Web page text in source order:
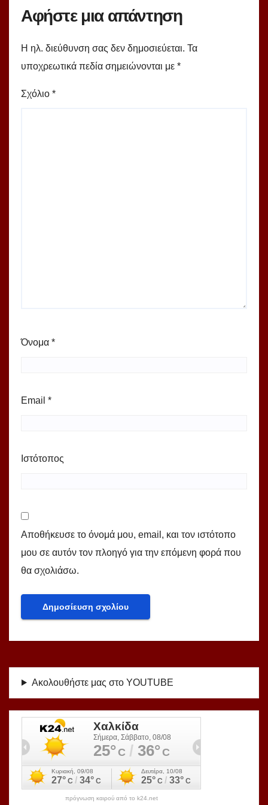
Αφήστε μια απάντηση
Η ηλ. διεύθυνση σας δεν δημοσιεύεται. Τα
υποχρεωτικά πεδία σημειώνονται με *
Σχόλιο *
Όνομα *
Email *
Ιστότοπος
Αποθήκευσε το όνομά μου, email, και τον ιστότοπο
μου σε αυτόν τον πλοηγό για την επόμενη φορά που
θα σχολιάσω.
Ακολουθήστε μας στο YOUTUBE
πρόγνωση καιρού από το k24.net